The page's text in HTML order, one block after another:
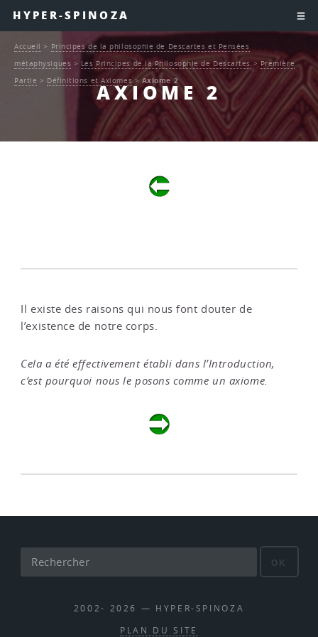
HYPER-SPINOZA
AXIOME 2
Accueil > Principes de la philosophie de Descartes et Pensées
métaphysiques > Les Principes de la Philosophie de Descartes >Première
Partie > Définitions et Axiomes>Axiome 2
Il existe des raisons qui nous font douter de
l’existence de notre corps.
Cela a été effectivement établi dans l’Introduction,
c’est pourquoi nous le posons comme un axiome.
OK
2002- 2026 — HYPER-SPINOZA
PLAN DU SITE